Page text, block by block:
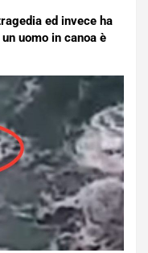
ed invece ha
uomo in canoa è